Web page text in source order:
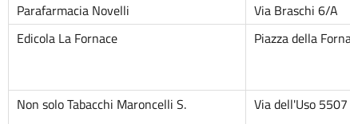
Parafarmacia Novelli
Via Braschi 6/A
Edicola La Fornace
Piazza della
Non solo Tabacchi Maroncelli S. Via dell'Uso 5507